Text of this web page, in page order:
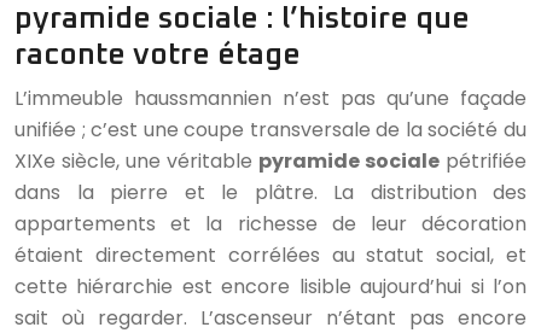
pyramide sociale : l’histoire que
raconte votre étage
L’immeuble haussmannien n’est pas qu’une façade
unifiée ; c’est une coupe transversale de la société du
XIXe siècle, une véritable pyramide sociale pétrifiée
dans la pierre et le plâtre. La distribution des
appartements et la richesse de leur décoration
étaient directement corrélées au statut social, et
cette hiérarchie est encore lisible aujourd’hui si l’on
sait où regarder. L’ascenseur n’étant pas encore